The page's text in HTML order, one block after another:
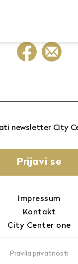
newsletter City
Prijavi se
Impressum
Kontakt
City Center one
Pravila privatnosti